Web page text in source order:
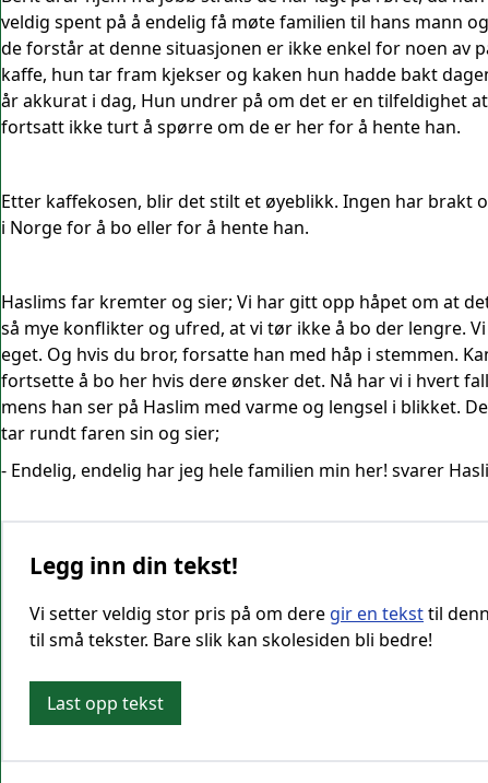
veldig spent på å endelig få møte familien til hans mann
de forstår at denne situasjonen er ikke enkel for noen av
kaffe, hun tar fram kjekser og kaken hun hadde bakt
år akkurat i dag, Hun undrer på om det er en tilfeldighet
fortsatt ikke turt å spørre om de er her for å hente han.
Etter kaffekosen, blir det stilt et øyeblikk. Ingen har brakt
i Norge for å bo eller for å hente han.
Haslims far kremter og sier; Vi har gitt opp håpet om at
så mye konflikter og ufred, at vi tør ikke å bo der lengre.
eget. Og hvis du bror, forsatte han med håp i stemmen.
fortsette å bo her hvis dere ønsker det. Nå har vi i hvert
mens han ser på Haslim med varme og lengsel i blikket.
tar rundt faren sin og sier;
- Endelig, endelig har jeg hele familien min her! svarer
Legg inn din tekst!
Vi setter veldig stor pris på om dere gir en teksttil
til små tekster. Bare slik kan skolesiden bli bedre!
Last opp tekst